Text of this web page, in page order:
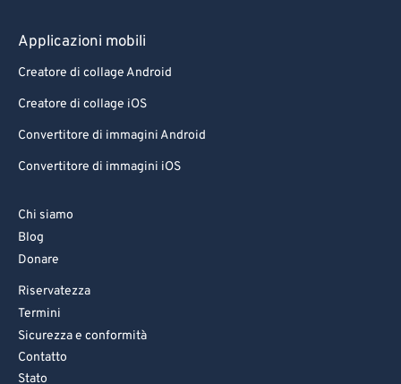
Applicazioni mobili
Creatore di collage Android
Creatore di collage iOS
Convertitore di immagini Android
Convertitore di immagini iOS
Chi siamo
Blog
Donare
Riservatezza
Termini
Sicurezza e conformità
Contatto
Stato